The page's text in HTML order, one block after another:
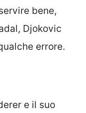
bene,
Djokovic
errore.
e il suo